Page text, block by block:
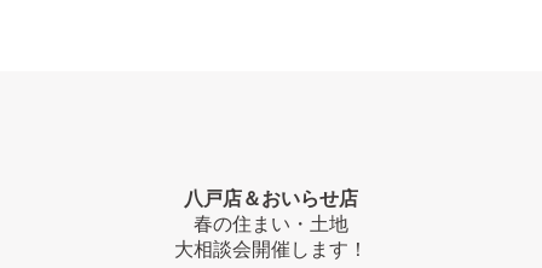
八戸店＆おいらせ店
春の住まい・土地
大相談会開催します！